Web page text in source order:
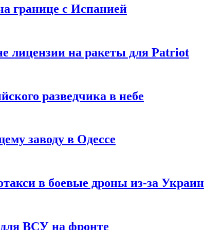
границе с Испанией
лицензии на ракеты для Patriot
разведчика в небе
заводу в Одессе
в боевые дроны из-за
для ВСУ на фронте